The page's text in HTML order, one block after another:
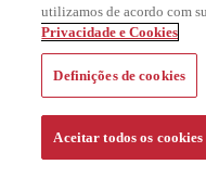
utilizamos de acordo com
Privacidade e Cookies
Definições de cookies
Aceitar todos os cookies